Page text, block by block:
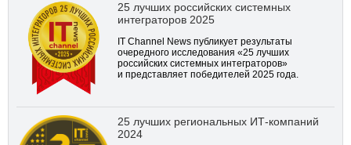
25 лучших российских системных
интеграторов 2025
IT Channel News публикует результаты
очередного исследования «25 лучших
российских системных интеграторов»
и представляет победителей 2025 года.
25 лучших региональных ИТ-компаний
2024